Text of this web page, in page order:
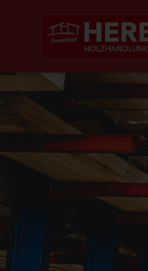
Leistungen
Bauholz
Türen
Farben + Lacke